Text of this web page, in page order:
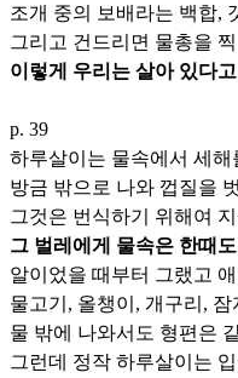
조개 중의 보배라는 백합,
그리고 건드리면 물총을
이렇게 우리는 살아 있다
p. 39
하루살이는 물속에서 세
방금 밖으로 나와 껍질을
그것은 번식하기 위해여
그 벌레에게 물속은 한때
알이었을 때부터 그랬고
물고기, 올챙이, 개구리,
물 밖에 나와서도 형편은
그런데 정작 하루살이는